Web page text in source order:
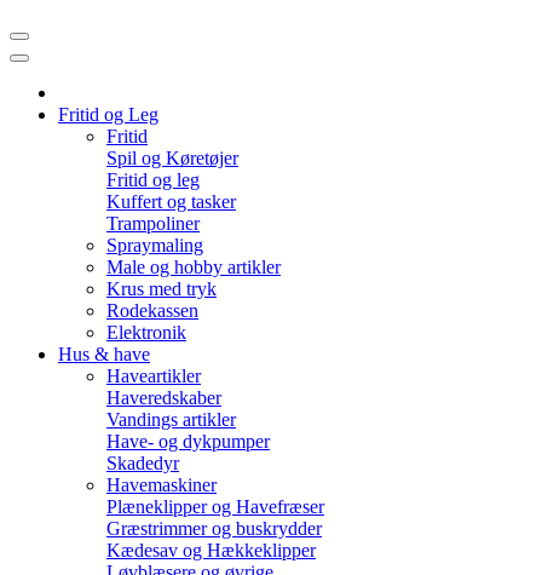
Fritid og Leg
Fritid
Spil og Køretøjer
Fritid og leg
Kuffert og tasker
Trampoliner
Spraymaling
Male og hobby artikler
Krus med tryk
Rodekassen
Elektronik
Hus & have
Haveartikler
Haveredskaber
Vandings artikler
Have- og dykpumper
Skadedyr
Havemaskiner
Plæneklipper og Havefræser
Græstrimmer og buskrydder
Kædesav og Hækkeklipper